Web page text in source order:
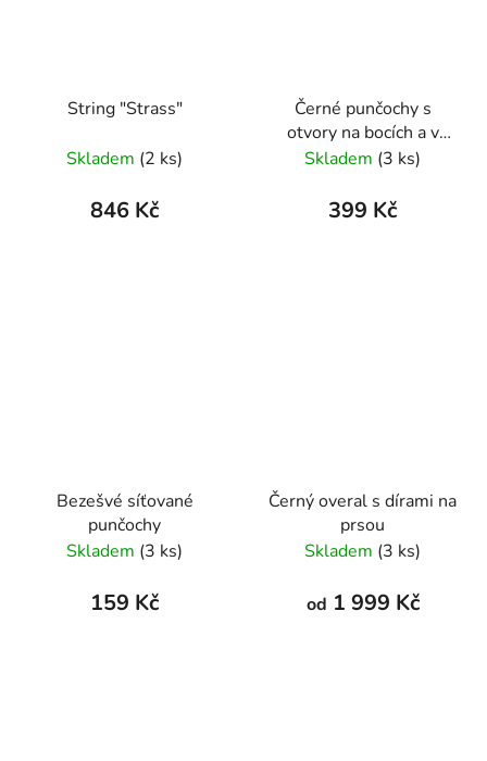
String "Strass"
Skladem (2 ks)
846 Kč
Černé punčochy s
otvory na bocích a v
rozkroku
Skladem (3 ks)
399 Kč
Bezešvé síťované
punčochy
Skladem (3 ks)
159 Kč
Černý overal s dírami na
prsou
Skladem (3 ks)
od 1 999 Kč